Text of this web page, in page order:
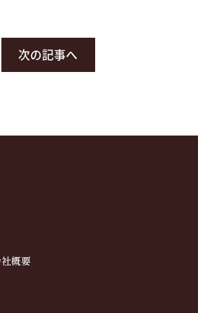
次の記事へ
概要